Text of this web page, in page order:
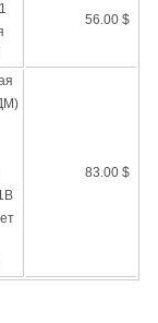
56.00 $
83.00 $